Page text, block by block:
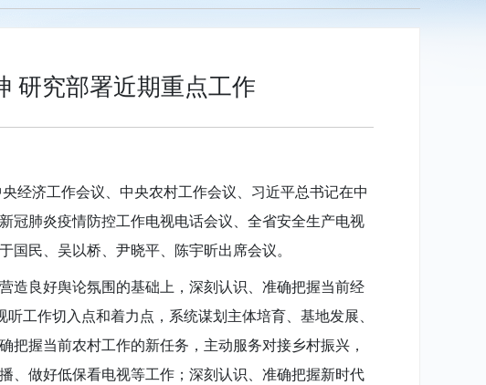
研究部署近期重点工作
经济工作会议、中央农村工作会议、习近平总书记在中
冠肺炎疫情防控工作电视电话会议、全省安全生产电视
民、吴以桥、尹晓平、陈宇昕出席会议。
造良好舆论氛围的基础上，深刻认识、准确把握当前经
工作切入点和着力点，系统谋划主体培育、基地发展、
握当前农村工作的新任务，主动服务对接乡村振兴，
、做好低保看电视等工作；深刻认识、准确把握新时代